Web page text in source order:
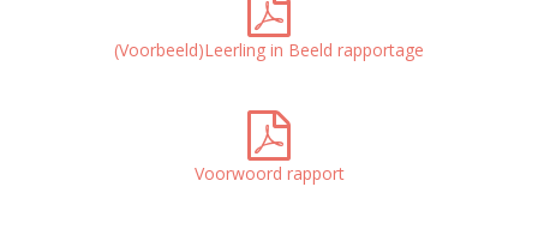
(Voorbeeld)Leerling in Beeld rapportage
Voorwoord rapport